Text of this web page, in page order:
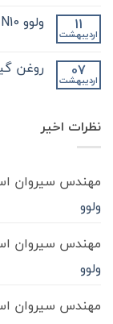
بکس
کامیون
باید
و
آشنایی
واسکازین
برای
تعویض
در
چه
ثبت
نشده 11
اردیبهشت
ولوو N10 و قابلیت‌های آن در حمل‌ونقل
ولوو
N10
حمل‌ونقل
ثبت
نشده 07
اردیبهشت
روغن
گیربکس
ماشیننظرات اخیر
مهندس سیروان
ولوو
مهندس سیروان
ولوو
مهندس سیروان